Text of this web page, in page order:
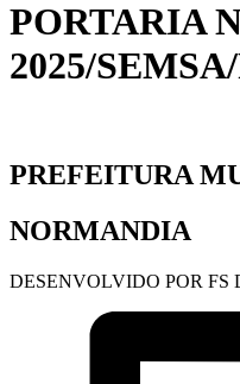
PORTARIA
2025/
PREFEITURA
NORMANDIA
DESENVOLVIDO POR FS